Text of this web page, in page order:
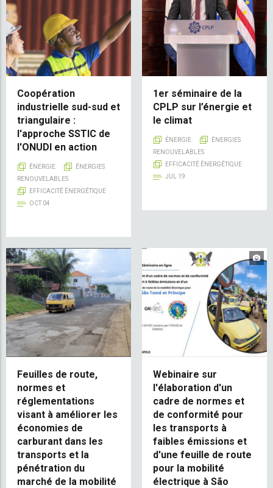
et-
Príncipe
dans
le
cadre
du
Programme
Afrique
Mini-
Réseaux
Coopération
industrielle sud-sud et
triangulaire :
l'approche SSTIC de
l'ONUDI en action
ÉNERGIE
ÉNERGIES
RENOUVELABLES
EFFICACITÉ ÉNERGÉTIQUE
OCT 04
1er séminaire de la
CPLP sur l’énergie et
le climat
ÉNERGIE
ÉNERGIES
RENOUVELABLES
EFFICACITÉ ÉNERGÉTIQUE
JUL 19
Feuilles de route,
normes et
réglementations
visant à améliorer les
économies de
carburant dans les
transports et la
pénétration du
marché de la mobilité
Webinaire sur
l'élaboration d'un
cadre de normes et
de conformité pour
les transports à
faibles émissions et
d'une feuille de route
pour la mobilité
électrique à São